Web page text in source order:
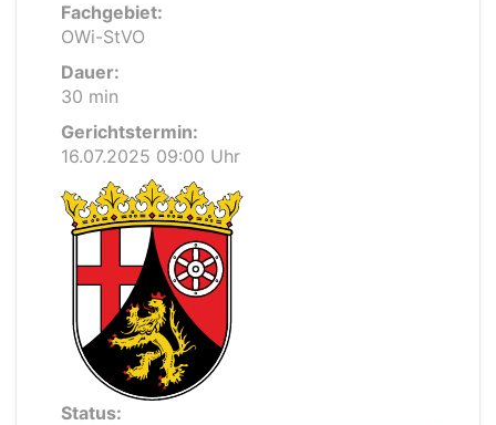
Fachgebiet:
OWi-StVO
Dauer:
30 min
Gerichtstermin:
16.07.2025 09:00 Uhr
Status: